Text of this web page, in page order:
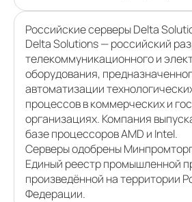
Российские серверы Delta
Delta Solutions — российский
телекоммуникационного и
оборудования,
автоматизации
процессов в коммерческих и
организациях. Компания
базе процессоров AMD и Intel.
Серверы одобрены
Единый реестр промышленной
произведённой на территории
Федерации.